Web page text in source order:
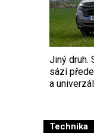
Jiný druh.
sází
a
Technika